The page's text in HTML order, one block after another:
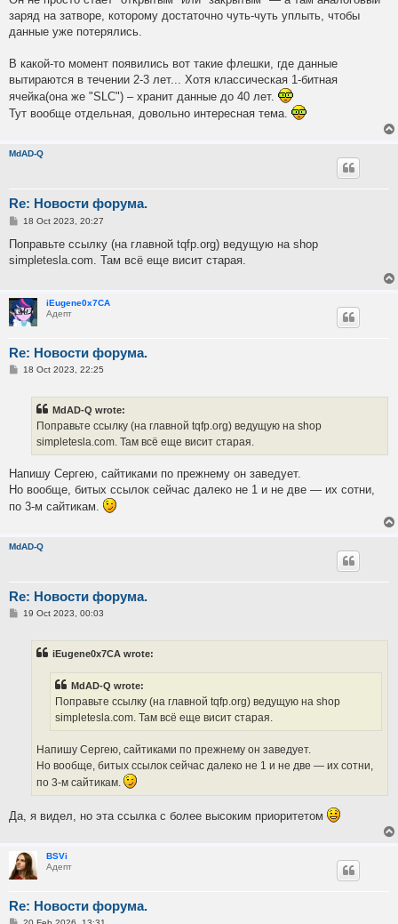
заряд на затворе, которому достаточно чуть-чуть уплыть, чтобы
данные уже потерялись.
В какой-то момент появились вот такие флешки, где данные
вытираются в течении 2-3 лет... Хотя классическая 1-битная
ячейка(она же "SLC") – хранит данные до 40 лет.
Тут вообще отдельная, довольно интересная тема.
MdAD-Q
Re: Новости форума.
P
s
18 Oct 2023, 20:27
Поправьте ссылку (на главной tqfp.org) ведущую на shop
simpletesla.com. Там всё еще висит старая.
iEugene0x7CA
Адепт
Re: Новости форума.
P18 Oct 2023, 22:25
MdAD-Q wrote:
Поправьте ссылку (на главной tqfp.org) ведущую на shop
simpletesla.com. Там всё еще висит старая.
Напишу Сергею, сайтиками по прежнему он заведует.
Но вообще, битых ссылок сейчас далеко не 1 и не две — их сотни,
по 3-м сайтикам.
MdAD-Q
Re: Новости форума.
P19 Oct 2023, 00:03
iEugene0x7CA wrote:
MdAD-Q wrote:
Поправьте ссылку (на главной tqfp.org) ведущую на shop
simpletesla.com. Там всё еще висит старая.
Напишу Сергею, сайтиками по прежнему он заведует.
Но вообще, битых ссылок сейчас далеко не 1 и не две — их сотни,
по 3-м сайтикам.
Да, я видел, но эта ссылка с более высоким приоритетом
BSVi
Адепт
Re: Новости форума.
P